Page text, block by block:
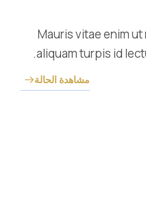
Mauris vitae enim
aliquam turpis id
مشاهدة الحالة